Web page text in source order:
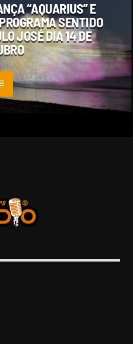
“AQUARIUS” E
SENTIDO
JOSÉ DIA 14 DE